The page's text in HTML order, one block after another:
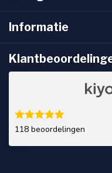
Informatie
118 beoordelingen